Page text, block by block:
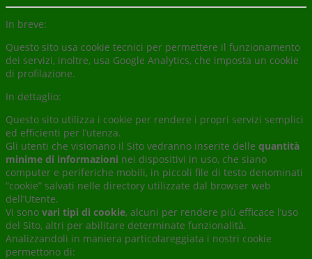
In breve:
Questo sito usa cookie tecnici per permettere il funzionamento
dei servizi, inoltre, usa Google Analytics, che imposta un cookie
di profilazione.
In dettaglio:
Questo sito utilizza i cookie per rendere i propri servizi semplici
ed efficienti per l’utenza.
Gli utenti che visionano il Sito vedranno inserite delle quantità
minime di informazioni nei dispositivi in uso, che siano
computer e periferiche mobili, in piccoli file di testo denominati
“cookie” salvati nelle directory utilizzate dal browser web
dell’Utente.
Vi sono vari tipi di cookie, alcuni per rendere più efficace l’uso
del Sito, altri per abilitare determinate funzionalità.
Analizzandoli in maniera particolareggiata i nostri cookie
permettono di: